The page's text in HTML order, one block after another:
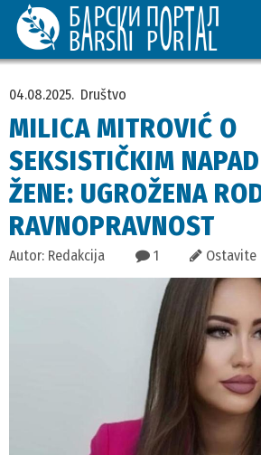
04.08.2025. Društvo
MILICA MITROVIĆ O
SEKSISTIČKIM
ŽENE: UGROŽENA
RAVNOPRAVNOST
Autor: Redakcija 1 Ostavite